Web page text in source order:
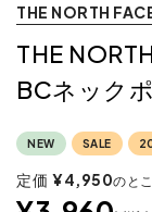
THE NORTH
THE
BCネック
NEW SALE
定価 ¥4,950のと